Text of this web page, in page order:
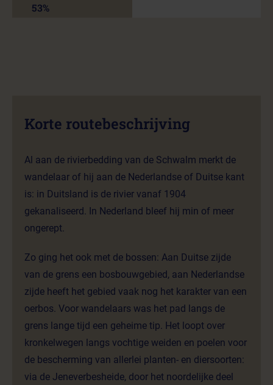
53%
Korte routebeschrijving
Al aan de rivierbedding van de Schwalm merkt de
wandelaar of hij aan de Nederlandse of Duitse kant
is: in Duitsland is de rivier vanaf 1904
gekanaliseerd. In Nederland bleef hij min of meer
ongerept.
Zo ging het ook met de bossen: Aan Duitse zijde
van de grens een bosbouwgebied, aan Nederlandse
zijde heeft het gebied vaak nog het karakter van een
oerbos. Voor wandelaars was het pad langs de
grens lange tijd een geheime tip. Het loopt over
kronkelwegen langs vochtige weiden en poelen voor
de bescherming van allerlei planten- en diersoorten:
via de Jeneverbesheide, door het noordelijke deel